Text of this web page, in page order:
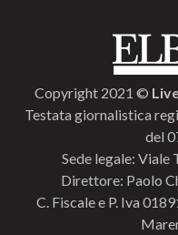
Copyright 2021 ©
Testata giornalistica
del
Sede legale: Viale
Direttore: Paolo
C. Fiscale e P. Iva